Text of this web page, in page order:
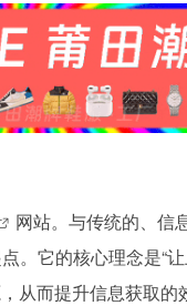
网站。与传统的、信
它的核心理念是“
从而提升信息获取的